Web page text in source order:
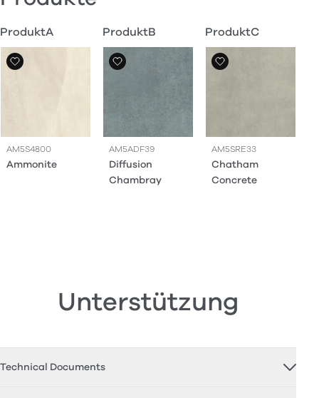
ProduktA
AM5S4800
Ammonite
ProduktB
AM5ADF39
Diffusion
Chambray
ProduktC
AM5SRE33
Chatham
Concrete
Unterstützung
Technical Documents